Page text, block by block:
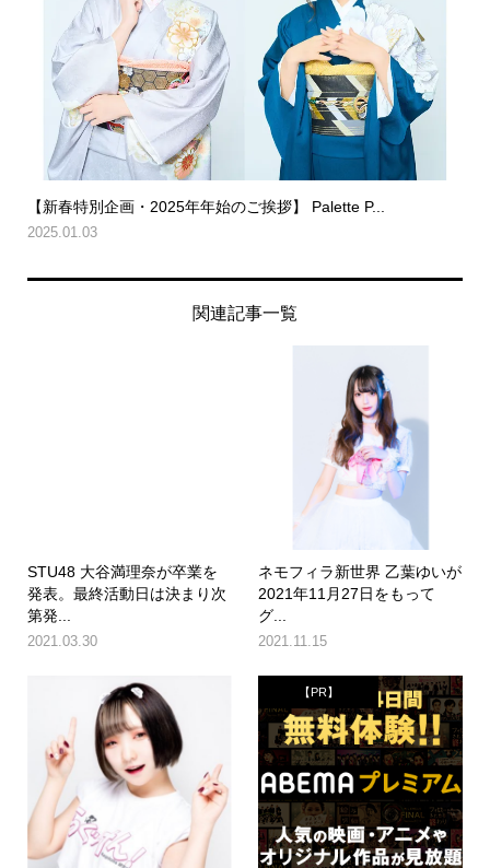
【新春特別企画・2025年年始のご挨拶】 Palette P...
2025.01.03
関連記事一覧
STU48 大谷満理奈が卒業を
発表。最終活動日は決まり次
第発...
2021.03.30
ネモフィラ新世界 乙葉ゆいが
2021年11月27日をもって
グ...
2021.11.15
【PR】